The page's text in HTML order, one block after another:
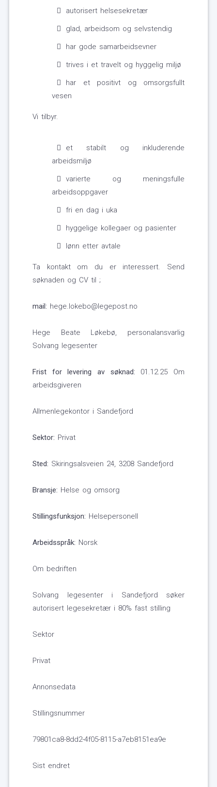
autorisert helsesekretær
glad, arbeidsom og selvstendig
har gode samarbeidsevner
trives i et travelt og hyggelig miljø
har et positivt og omsorgsfullt
vesen
Vi tilbyr.
et stabilt og inkluderende
arbeidsmiljø
varierte og meningsfulle
arbeidsoppgaver
fri en dag i uka
hyggelige kollegaer og pasienter
lønn etter avtale
Ta kontakt om du er interessert. Send
søknaden og CV til ;
mail: hege.lokebo@legepost.no
Hege Beate Løkebø, personalansvarlig
Solvang legesenter
Frist for levering av søknad: 01.12.25 Om
arbeidsgiveren
Allmenlegekontor i Sandefjord
Sektor: Privat
Sted: Skiringsalsveien 24, 3208 Sandefjord
Bransje: Helse og omsorg
Stillingsfunksjon: Helsepersonell
Arbeidsspråk: Norsk
Om bedriften
Solvang legesenter i Sandefjord søker
autorisert legesekretær i 80% fast stilling
Sektor
Privat
Annonsedata
Stillingsnummer
79801ca8-8dd2-4f05-8115-a7eb8151ea9e
Sist endret